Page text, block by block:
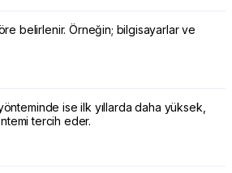
belirlenir. Örneğin; bilgisayarlar ve
ise ilk yıllarda daha yüksek,
tercih eder.